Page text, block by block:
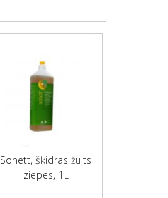
Sonett, šķidrās žults
ziepes, 1L